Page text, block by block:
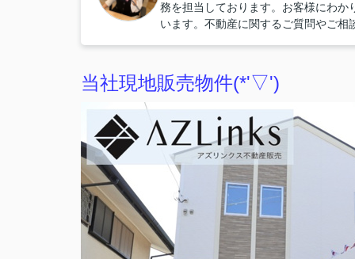
務を担当しております。お客様にわ
います。不動産に関するご質問やご
当社現地販売物件(*'▽')